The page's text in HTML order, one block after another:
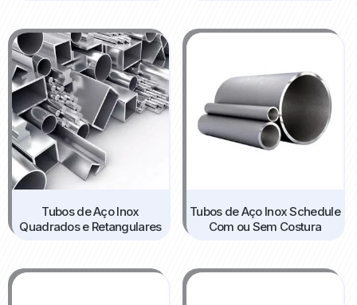
Tubos de Aço Inox
Quadrados e Retangulares
Tubos de Aço Inox Schedule
Com ou Sem Costura